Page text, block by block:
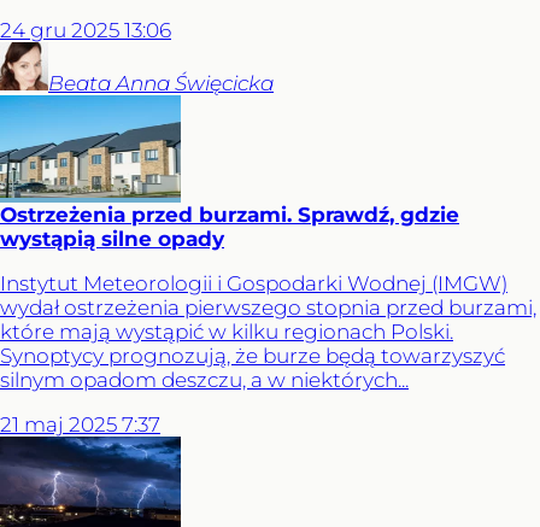
24 gru 2025 13:06
Beata Anna Święcicka
Ostrzeżenia przed burzami. Sprawdź, gdzie
wystąpią silne opady
Instytut Meteorologii i Gospodarki Wodnej (IMGW)
wydał ostrzeżenia pierwszego stopnia przed burzami,
które mają wystąpić w kilku regionach Polski.
Synoptycy prognozują, że burze będą towarzyszyć
silnym opadom deszczu, a w niektórych...
21 maj 2025 7:37